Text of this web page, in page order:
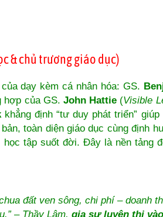
& chủ trương giáo dục)
dạy kèm cá nhân hóa: GS.
hợp của GS. John Hattie (Visible
khẳng định “tư duy phát triển”
toàn diện giáo dục cùng định
tập suốt đời. Đây là nền tảng
đất ven sông, chi phí – doanh
– Thầy Lâm, gia sư luyện thi